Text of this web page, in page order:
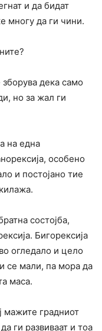
и да бидат
многу да ги чини.
дека само
но за жал ги
на една
особено
и постојано тие
состојба,
Бигорексија
огледало и цело
се мали, па мора да
маса.
мажите градниот
ги развиваат и тоа